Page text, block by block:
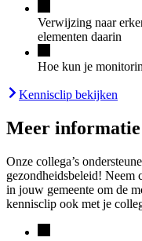
Verwijzing naar
elementen daarin
Hoe kun je
Kennisclip bekijken
Meer informatie
Onze collega’s
gezondheidsbeleid! Neem
in jouw gemeente om de
kennisclip ook met je